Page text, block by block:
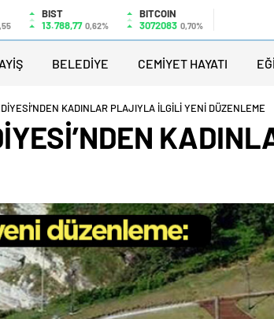
BIST
13.788,77 0,62%
BITCOIN
3072083 0,70%
BELEDİYE CEMİYET HAYATI
KADINLAR PLAJIYLA İLGİLİ YENİ DÜZENLEME